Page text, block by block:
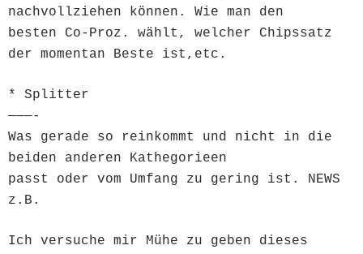
nachvollziehen können. Wie man den
besten Co-Proz. wählt, welcher Chipssatz
der momentan Beste ist,etc.
* Splitter
———-
Was gerade so reinkommt und nicht in die
beiden anderen Kathegorieen
passt oder vom Umfang zu gering ist. NEWS
z.B.
Ich versuche mir Mühe zu geben dieses